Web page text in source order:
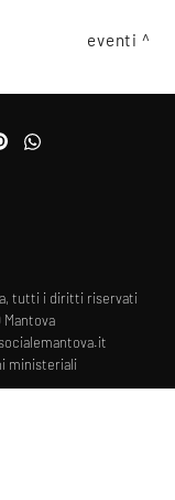
eventi
tutti i diritti riservati
Mantova
ministeriali